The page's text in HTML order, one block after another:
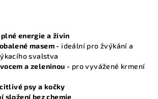
plné energie a živin
masem - ideální pro žvýkání a
svalstva
a zeleninou - pro vyvážené krmení
psy a kočky
složení bez chemie